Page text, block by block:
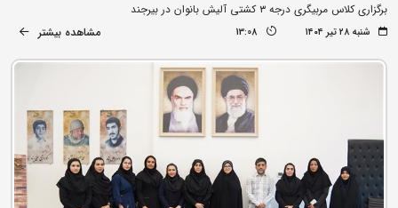
برگزاری کلاس مربیگری درجه ۳ کشتی آلیش بانوان در بیرجند
شنبه ۲۸ تیر ۱۴۰۴ 13:08 مشاهده بیشتر